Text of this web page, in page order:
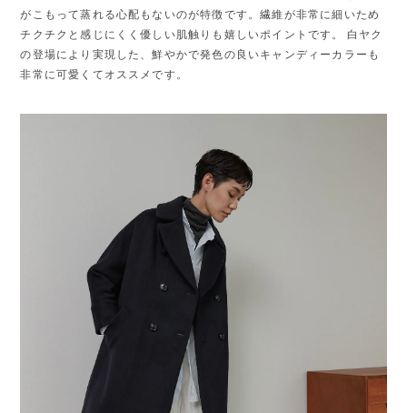
がこもって蒸れる心配もないのが特徴です。繊維が非常に細いため
チクチクと感じにくく優しい肌触りも嬉しいポイントです。 白ヤク
の登場により実現した、鮮やかで発色の良いキャンディーカラーも
非常に可愛くてオススメです。